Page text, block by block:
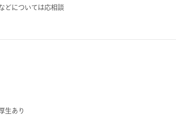
どについては応相談
生あり